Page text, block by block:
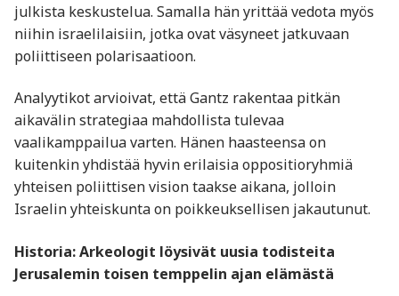
julkista keskustelua. Samalla hän yrittää vedota myös
niihin israelilaisiin, jotka ovat väsyneet jatkuvaan
poliittiseen polarisaatioon.
Analyytikot arvioivat, että Gantz rakentaa pitkän
aikavälin strategiaa mahdollista tulevaa
vaalikamppailua varten. Hänen haasteensa on
kuitenkin yhdistää hyvin erilaisia oppositioryhmiä
yhteisen poliittisen vision taakse aikana, jolloin
Israelin yhteiskunta on poikkeuksellisen jakautunut.
Historia: Arkeologit löysivät uusia todisteita
Jerusalemin toisen temppelin ajan elämästä